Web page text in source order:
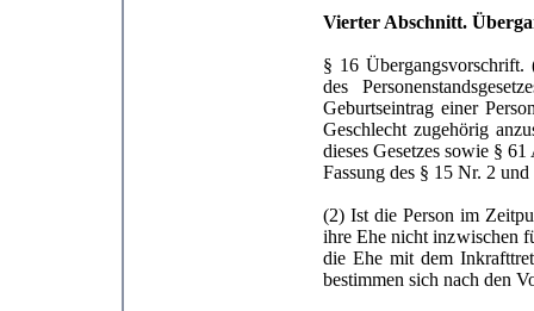
Vierter Abschnitt.
§ 16 Übergangsvorschrift.
des
Geburtseintrag einer
Geschlecht zugehörig
dieses Gesetzes sowie §
Fassung des § 15 Nr. 2 und
(2) Ist die Person im
ihre Ehe nicht inzwischen
die Ehe mit dem
bestimmen sich nach den